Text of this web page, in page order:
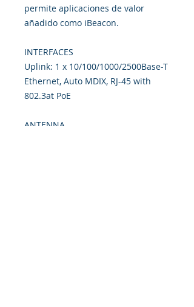
permite aplicaciones de valor
añadido como iBeacon.
INTERFACES
Uplink: 1 x 10/100/1000/2500Base-T
Ethernet, Auto MDIX, RJ-45 with
802.3at PoE
ANTENNA